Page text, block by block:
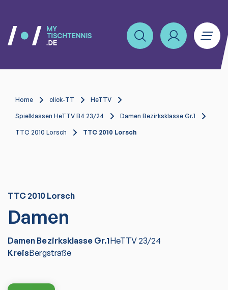
Home click-TT HeTTV
Spielklassen HeTTV B4 23/24 Damen Bezirksklasse Gr.1
TTC 2010 Lorsch TTC 2010 Lorsch
TTC 2010 Lorsch
Damen
Damen Bezirksklasse Gr.1HeTTV23/24
KreisBergstraße